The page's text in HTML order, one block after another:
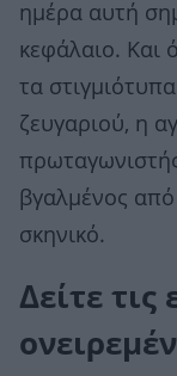
ημέρα αυτή
κεφάλαιο. Και
τα
ζευγαριού, η
βγαλμένος από
σκηνικό.
Δείτε τις